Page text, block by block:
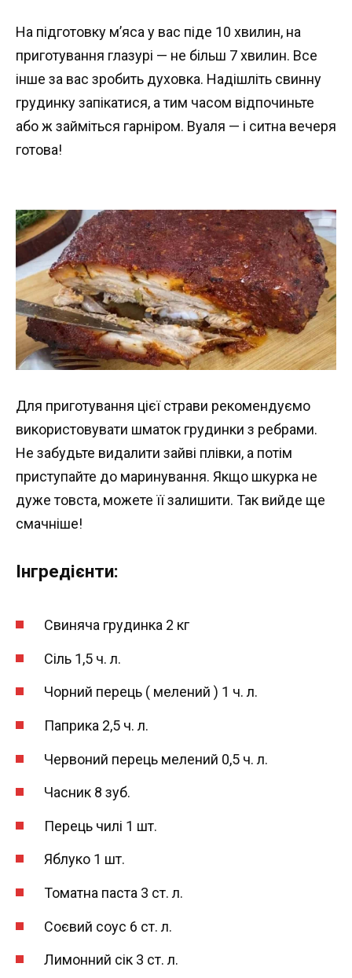
На підготовку м’яса у вас піде 10 хвилин, на
приготування глазурі — не більш 7 хвилин. Все
інше за вас зробить духовка. Надішліть свинну
грудинку запікатися, а тим часом відпочиньте
або ж займіться гарніром. Вуаля — і ситна вечеря
готова!
Для приготування цієї страви рекомендуємо
використовувати шматок грудинки з ребрами.
Не забудьте видалити зайві плівки, а потім
приступайте до маринування. Якщо шкурка не
дуже товста, можете її залишити. Так вийде ще
смачніше!
Інгредієнти:
Свиняча грудинка 2 кг
Сіль 1,5 ч. л.
Чорний перець ( мелений ) 1 ч. л.
Паприка 2,5 ч. л.
Червоний перець мелений 0,5 ч. л.
Часник 8 зуб.
Перець чилі 1 шт.
Яблуко 1 шт.
Томатна паста 3 ст. л.
Соєвий соус 6 ст. л.
Лимонний сік 3 ст. л.